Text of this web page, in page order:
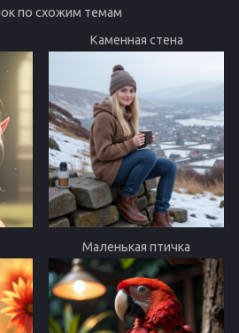
по схожим темам
Каменная стена
Маленькая птичка